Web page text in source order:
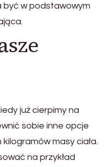
być w podstawowym
już cierpimy na
sobie inne opcje
masy ciała.
na przykład